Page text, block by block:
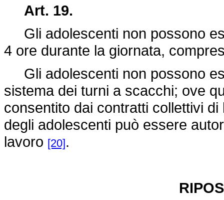
Art. 19.
Gli adolescenti non possono
4 ore durante la giornata,
Gli adolescenti non possono
sistema dei turni a scacchi; ove
consentito dai contratti collettivi
degli adolescenti può essere
lavoro [20].